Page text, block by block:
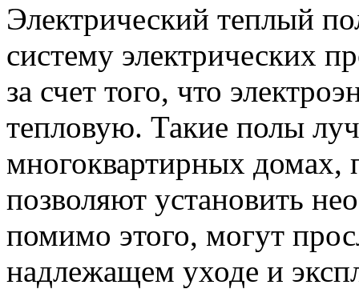
Электрический теплый
систему электрических
за счет того, что
тепловую. Такие полы
многоквартирных домах,
позволяют установить
помимо этого, могут
надлежащем уходе и